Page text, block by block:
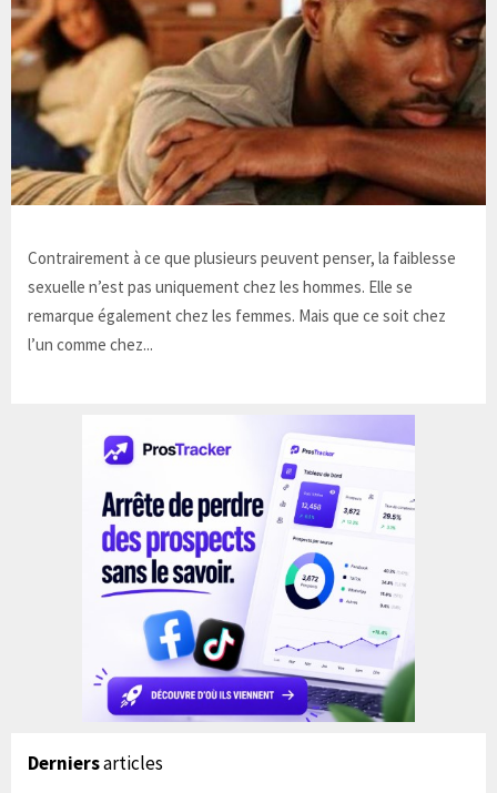
Contrairement à ce que plusieurs peuvent penser, la faiblesse
sexuelle n’est pas uniquement chez les hommes. Elle se
remarque également chez les femmes. Mais que ce soit chez
l’un comme chez...
Derniersarticles